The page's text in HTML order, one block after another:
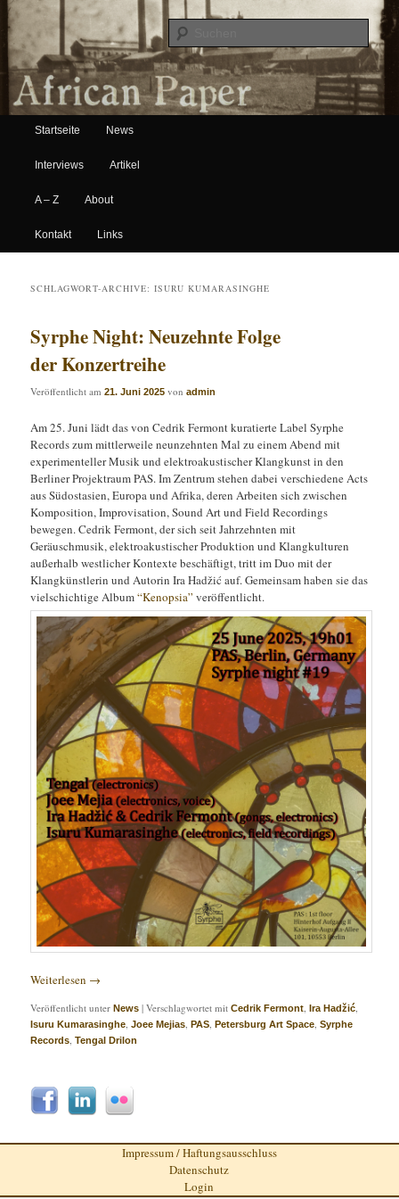
African Paper
Hauptmenü
Zum Inhalt wechseln
Zum sekundären Inhalt wechseln
Startseite News
Interviews Artikel
A – Z About
Kontakt Links
SCHLAGWORT-ARCHIVE:ISURU KUMARASINGHE
Syrphe Night: Neuzehnte Folge
der Konzertreihe
Veröffentlicht am21. Juni 2025 vonadmin
Am 25. Juni lädt das von Cedrik Fermont kuratierte Label Syrphe
Records zum mittlerweile neunzehnten Mal zu einem Abend mit
experimenteller Musik und elektroakustischer Klangkunst in den
Berliner Projektraum PAS. Im Zentrum stehen dabei verschiedene Acts
aus Südostasien, Europa und Afrika, deren Arbeiten sich zwischen
Komposition, Improvisation, Sound Art und Field Recordings
bewegen. Cedrik Fermont, der sich seit Jahrzehnten mit
Geräuschmusik, elektroakustischer Produktion und Klangkulturen
außerhalb westlicher Kontexte beschäftigt, tritt im Duo mit der
Klangkünstlerin und Autorin Ira Hadžić auf. Gemeinsam haben sie das
vielschichtige Album“Kenopsia”veröffentlicht.
Weiterlesen →
Veröffentlicht unter News |Verschlagwortet mit Cedrik Fermont, Ira Hadžić,
Isuru Kumarasinghe,Joee Mejias,PAS,Petersburg Art Space,Syrphe
Records,Tengal Drilon
Impressum / Haftungsausschluss
Datenschutz
Login